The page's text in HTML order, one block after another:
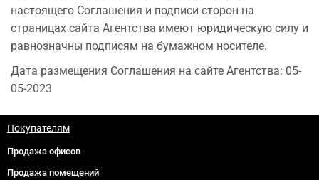
настоящего Соглашения и подписи сторон на
страницах сайта Агентства имеют юридическую силу и
равнозначны подписям на бумажном носителе.
Дата размещения Соглашения на сайте Агентства: 05-
05-2023
Покупателям
Продажа офисов
Продажа помещений